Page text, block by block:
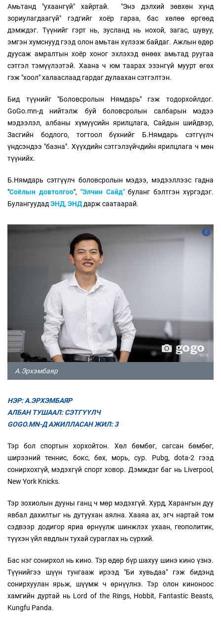
Амьтанд "ухаангүй" хайртай. "Энэ дэлхий зөвхөн хүнд
зориулагдаагүй" гэдгийг хоёр гараа, бас хөлөө өргөөд
дэмждэг. Түүнийг гэрт нь, зусланд нь нохой, загас, шувуу,
эмгэн хумснууд гээд олон амьтан хүлээж байдаг. Ажлын өдөр
дуусаж амралтын хоёр хоног эхлэхэд өнөөх амьтад руугаа
сэтгэл тэмүүлээтэй. Хаана ч юм таарах эзэнгүй муурт өгөх
гэж "хоол" халааслаад гардаг дулаахан сэтгэлтэн.
Бид түүнийг "Боловсролын Нямдарь" гэж тодорхойлдог.
GoGo.mn-д нийтэлж буй боловсролын салбарын мэдээ
мэдээлэл, албаны хүмүүсийн ярилцлага, Сайдын шийдвэр,
Засгийн бодлого, тогтоол бүхнийг Б.Нямдарь сэтгүүлч
үндсэндээ "базна". Хүүхдийн сэтгэлзүйчдийн ярилцлага ч мөн
түүнийх.
Б.Нямдарь сэтгүүлч боловсролын мэдээ, мэдээллээс гадна
"Соёлын довтолгоо", "Элчин Сайд"буланг бэлтгэн хүргэдэг.
БулангуудадЭНД,ЭНДдарж саатаарай.
А.Эрхэмбаяр
НЭР: А.ЭРХЭМБАЯР
АЛБАН ТУШААЛ: СЭТГҮҮЛЧ
GOGO.MN-Д АЖИЛЛАСАН ЖИЛ: 3
Тэр бол спортын хорхойтон. Хөл бөмбөг, сагсан бөмбөг,
ширээний теннис, бокс, бөх, морь, сур. Pubg, dota-2 гээд
сонирхохгүй, мэдэхгүй спорт ховор. Дэмждэг баг нь Liverpool,
New York Knicks.
Тэр зохиолын дууны ганц ч мөр мэдэхгүй. Хурд, Харангын дуу
явбал дахилтыг нь дутуухан аялна. Хааяа ах, эгч нартай том
сэдвээр додигор яриа өрнүүлж шинжлэх ухаан, геополитик,
түүхэн үйл явдлын тухай сураглах нь сүрхий.
Бас нэг сонирхол нь кино. Тэр өдөр бүр шахуу шинэ кино үзнэ.
Түүнийгээ шүүн тунгааж ирээд "Би хувьдаа" гэж бидэнд
сонирхуулан ярьж, шүүмж ч өрнүүлнэ. Тэр олон киноноос
хамгийн дуртай нь Lord of the Rings, Hobbit, Fantastic Beasts,
Kungfu Panda.